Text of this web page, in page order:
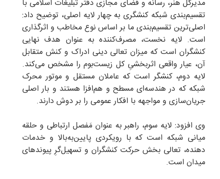
مدیرکل هنر، رسانه و فضای مجازی دفتر تبلیغات اسلامی با
تقسیم‌بندی شبکه کنشگری به چهار لایه اصلی، توضیح داد:
اصلی‌ترین تقسیم‌بندی ما بر اساس نوع مخاطب و اثرگذاری
است. لایه نخست، مصرف‌کننده به عنوان هدف نهایی
کنشگران است که میزان تعالی دینی ادراک و کنش متقابل
آن، عیار واقعی اثربخشیِ کل زیست‌بوم را مشخص می‌کند.
لایه دوم، کنشگر است که عاملان مستقل و موتور محرک
شبکه که در هندسه‌ای مسطح و هم‌افزا هستند و بار اصلی
جریان‌سازی و مواجهه با افکار عمومی را بر دوش دارند.
وی افزود: لایه سوم، راهبر به عنوان مَفصل ارتباطی و حلقه
میانی شبکه است که با رویکردی پایین‌به‌بالا و خدمات
دهنده، تعالی بخش حرکت کنشگران و تسهیل‌گرِ پیوندهای
میدان است.